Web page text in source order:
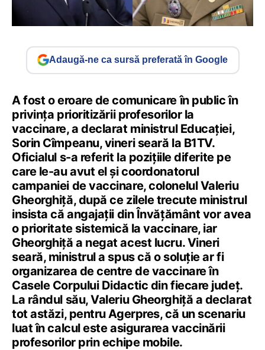
Adaugă-ne ca sursă preferată în Google
A fost o eroare de comunicare în public în
privința prioritizării profesorilor la
vaccinare, a declarat ministrul Educației,
Sorin Cîmpeanu, vineri seară la B1TV.
Oficialul s-a referit la pozițiile diferite pe
care le-au avut el și coordonatorul
campaniei de vaccinare, colonelul Valeriu
Gheorghiță, după ce zilele trecute ministrul
insista că angajații din Învățământ vor avea
o prioritate sistemică la vaccinare, iar
Gheorghiță a negat acest lucru. Vineri
seară, ministrul a spus că o soluție ar fi
organizarea de centre de vaccinare în
Casele Corpului Didactic din fiecare județ.
La rândul său, Valeriu Gheorghiță a declarat
tot astăzi, pentru Agerpres, că un scenariu
luat în calcul este asigurarea vaccinării
profesorilor prin echipe mobile.